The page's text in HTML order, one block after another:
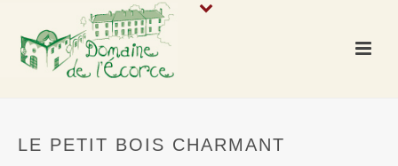
LE PETIT BOIS CHARMANT